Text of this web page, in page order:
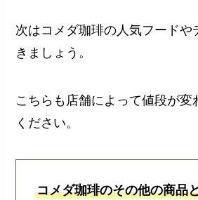
次はコメダ珈琲の人気フードや
きましょう。
こちらも店舗によって値段が変
ください。
コメダ珈琲のその他の商品